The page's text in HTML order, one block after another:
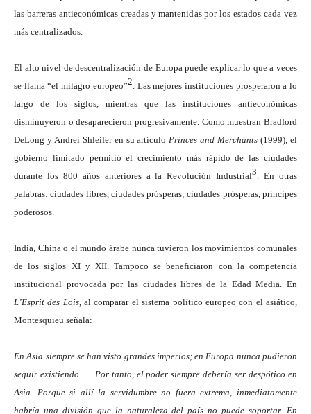
las barreras antieconómicas creadas y mantenidas por los estados cada vez
más centralizados.
El alto nivel de descentralización de Europa puede explicar lo que a veces
se llama “el milagro europeo”2 . Las mejores instituciones prosperaron a lo
largo de los siglos, mientras que las instituciones antieconómicas
disminuyeron o desaparecieron progresivamente. Como muestran Bradford
DeLong y Andrei Shleifer en su artículo Princes and Merchants (1999), el
gobierno limitado permitió el crecimiento más rápido de las ciudades
durante los 800 años anteriores a la Revolución Industrial3 . En otras
palabras: ciudades libres, ciudades prósperas; ciudades prósperas, príncipes
poderosos.
India, China o el mundo árabe nunca tuvieron los movimientos comunales
de los siglos XI y XII. Tampoco se beneficiaron con la competencia
institucional provocada por las ciudades libres de la Edad Media. En
L’Esprit des Lois, al comparar el sistema político europeo con el asiático,
Montesquieu señala:
En Asia siempre se han visto grandes imperios; en Europa nunca pudieron
seguir existiendo. … Por tanto, el poder siempre debería ser despótico en
Asia. Porque si allí la servidumbre no fuera extrema, inmediatamente
habría una división que la naturaleza del país no puede soportar. En